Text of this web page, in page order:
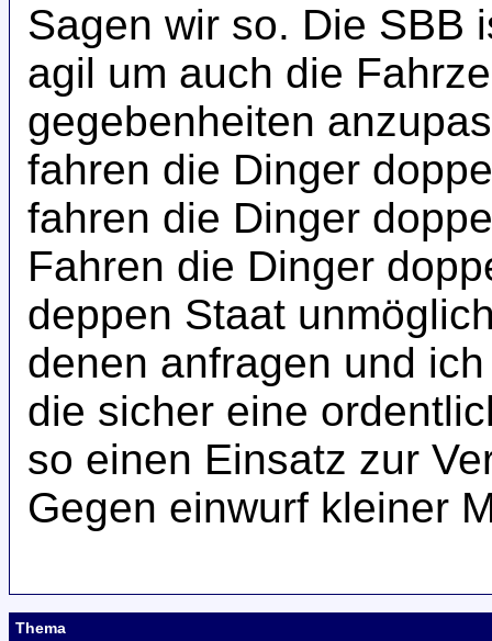
Sagen wir so. Die SBB
agil um auch die
gegebenheiten
fahren die Dinger
fahren die Dinger
Fahren die Dinger
deppen Staat
denen anfragen und
die sicher eine
so einen Einsatz zur
Gegen einwurf kleiner
Thema